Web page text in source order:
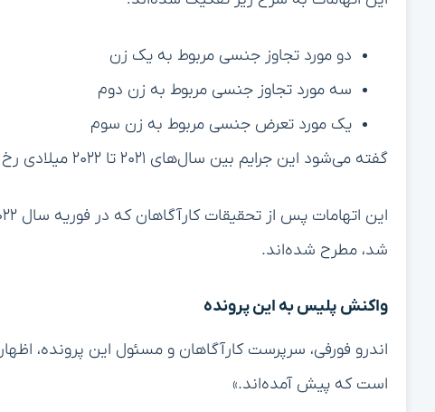
دو مورد تجاوز جنسی مربوط به یک زن
سه مورد تجاوز جنسی مربوط به زن دوم
یک مورد تعرض جنسی مربوط به زن سوم
گفته می‌شود این جرایم بین سال‌های ۲۰۲۱ تا ۲۰۲۲ میلادی رخ داده‌اند.
شد، مطرح شده‌اند.
واکنش پلیس به این پرونده
اندرو فورفی، سرپرست کارآگاهان و مسئول این پرونده،
است که پیش آمده‌اند.»